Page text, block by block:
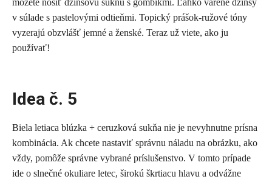
môžete nosiť džínsovú sukňu s gombíkmi. Ľahko varené džínsy
v súlade s pastelovými odtieňmi. Topický prášok-ružové tóny
vyzerajú obzvlášť jemné a ženské. Teraz už viete, ako ju
používať!
Idea č. 5
Biela letiaca blúzka + ceruzková sukňa nie je nevyhnutne prísna
kombinácia. Ak chcete nastaviť správnu náladu na obrázku, ako
vždy, pomôže správne vybrané príslušenstvo. V tomto prípade
ide o slnečné okuliare letec, širokú škrtiacu hlavu a odvážne